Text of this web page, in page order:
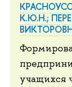
К.Ю.Н.;
учащихся